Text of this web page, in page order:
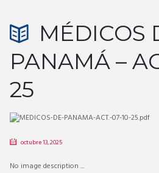
MÉDICOS
PANAMÁ –
25
octubre 13, 2025
No image description ...